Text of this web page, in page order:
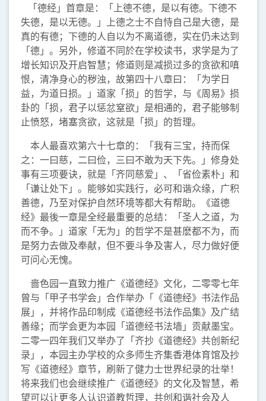
「德经」首章是：「上德不德，是以有德。下德不
失德，是以无德。」上德之士不自恃自己是大德，是
真的有德；下德的人自以为不离道德，实在仍未达到
「德」。另外，修道不同於在学校读书，求学是为了
增长知识及开启智慧；修道则是减损过多的贪欲和嗔
恨，清净身心的秽浊，故第四十八章曰：「为学日
益，为道日损。」道家「损」的哲学，与《周易》损
卦的「损，君子以惩忿窒欲」是相通的，君子能够制
止愤怒，堵塞贪欲，这就是「损」的哲理。
本人最喜欢第六十七章的：「我有三宝，持而保
之：一曰慈，二曰俭，三曰不敢为天下先。」修身处
事有三项要诀，就是「齐同慈爱」、「省俭素朴」和
「谦让处下」。能够如实践行，必可和谐众缘，广积
善德，乃至对保护自然环境等都大有帮助。《道德
经》最後一章是全经最重要的总结：「圣人之道，为
而不争。」道家「无为」的哲学不是甚麽都不为，而
是努力去做及奉献，但不要斗争及害人，尽力做好便
可问心无愧。
啬色园一直致力推广《道德经》文化，二零零七年
曾与「甲子书学会」合作举办「《道德经》书法作品
展」，并将作品印制成《道德经书法作品集》及广结
善缘；而学会更为本园「道德经书法墙」贡献墨宝。
二零一四年我们又举办了「齐抄《道德经》共创新纪
录」，本园主办学校的众多师生齐集香港体育馆及抄
写《道德经》章节，刷新了健力士世界纪录的壮举！
将来我们也会继续推广《道德经》的文化及智慧，希
望可以让更多人认识道教哲理，共创和谐社会及人